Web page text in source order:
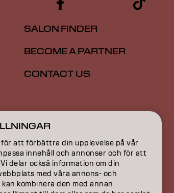
SALON FINDER
BECOME A PARTNER
CONTACT US
för att förbättra din upplevelse på vår
innehåll och annonser och för att
delar också information om din
med våra annons- och
kombinera den med annan